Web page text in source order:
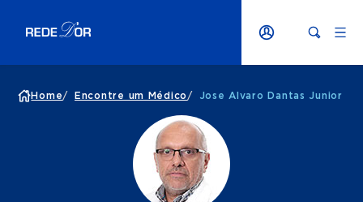
Home/ Encontre um Médico / Jose Alvaro Dantas Junior